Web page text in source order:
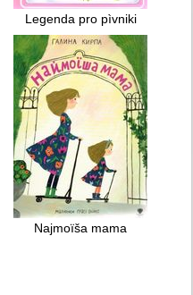
Legenda pro pìvniki
Najmoїša mama